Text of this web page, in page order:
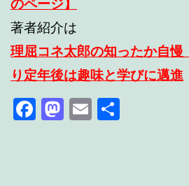
のページ】
著者紹介は
理屈コネ太郎の知ったか自慢
り定年後は趣味と学びに邁進
Facebook
Mastodon
Email